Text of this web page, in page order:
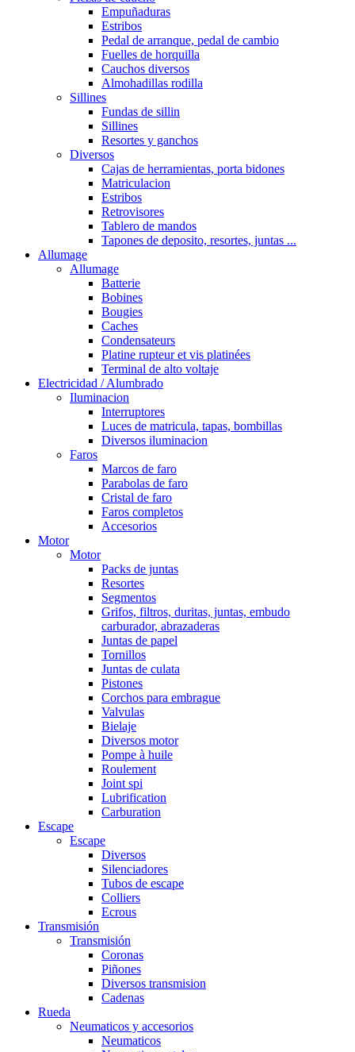
Empuñaduras
Estribos
Pedal de arranque, pedal de cambio
Fuelles de horquilla
Cauchos diversos
Almohadillas rodilla
Sillines
Fundas de sillin
Sillines
Resortes y ganchos
Diversos
Cajas de herramientas, porta bidones
Matriculacion
Estribos
Retrovisores
Tablero de mandos
Tapones de deposito, resortes, juntas ...
Allumage
Allumage
Batterie
Bobines
Bougies
Caches
Condensateurs
Platine rupteur et vis platinées
Terminal de alto voltaje
Electricidad / Alumbrado
Iluminacion
Interruptores
Luces de matricula, tapas, bombillas
Diversos iluminacion
Faros
Marcos de faro
Parabolas de faro
Cristal de faro
Faros completos
Accesorios
Motor
Motor
Packs de juntas
Resortes
Segmentos
Grifos, filtros, duritas, juntas, embudo
carburador, abrazaderas
Juntas de papel
Tornillos
Juntas de culata
Pistones
Corchos para embrague
Valvulas
Bielaje
Diversos motor
Pompe à huile
Roulement
Joint spi
Lubrification
Carburation
Escape
Escape
Diversos
Silenciadores
Tubos de escape
Colliers
Ecrous
Transmisión
Transmisión
Coronas
Piñones
Diversos transmision
Cadenas
Rueda
Neumaticos y accesorios
Neumaticos